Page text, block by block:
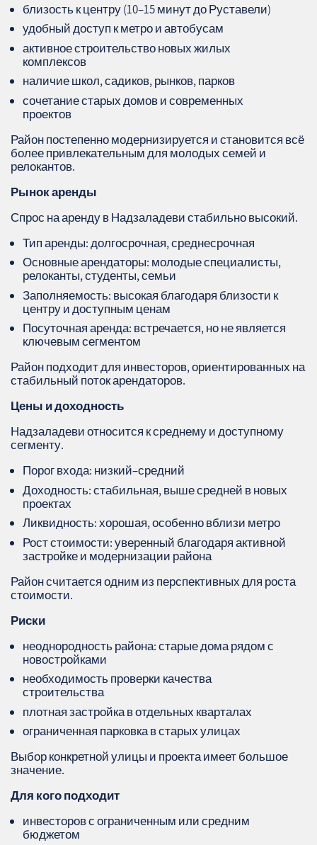
близость к центру (10–15 минут до Руставели)
удобный доступ к метро и автобусам
активное строительство новых жилых
комплексов
наличие школ, садиков, рынков, парков
сочетание старых домов и современных
проектов
Район постепенно модернизируется и становится всё
более привлекательным для молодых семей и
релокантов.
Рынок аренды
Спрос на аренду в Надзаладеви стабильно высокий.
Тип аренды: долгосрочная, среднесрочная
Основные арендаторы: молодые специалисты,
релоканты, студенты, семьи
Заполняемость: высокая благодаря близости к
центру и доступным ценам
Посуточная аренда: встречается, но не является
ключевым сегментом
Район подходит для инвесторов, ориентированных на
стабильный поток арендаторов.
Цены и доходность
Надзаладеви относится к среднему и доступному
сегменту.
Порог входа: низкий–средний
Доходность: стабильная, выше средней в новых
проектах
Ликвидность: хорошая, особенно вблизи метро
Рост стоимости: уверенный благодаря активной
застройке и модернизации района
Район считается одним из перспективных для роста
стоимости.
Риски
неоднородность района: старые дома рядом с
новостройками
необходимость проверки качества
строительства
плотная застройка в отдельных кварталах
ограниченная парковка в старых улицах
Выбор конкретной улицы и проекта имеет большое
значение.
Для кого подходит
инвесторов с ограниченным или средним
бюджетом